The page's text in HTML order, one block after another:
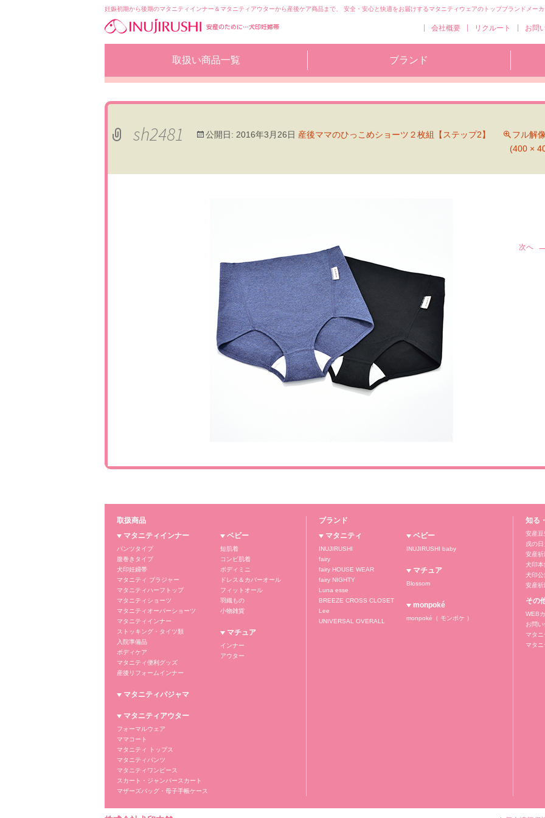
妊娠初期から後期のマタニティインナー＆マタニティアウターから産後ケア商品まで、 安全・安心と快適をお届けするマタニティウェアのトップブランドメーカ
コ
ン
へ
会社概要 リクルート お問
取扱い商品一覧 ブランド
sh2481 公開日: 2016年3月26日 産後ママのひっこめショーツ２枚組【ステップ2】
フル解
(400 ×
次へ
取扱商品
マタニティインナー
パンツタイプ
腹巻きタイプ
犬印妊婦帯
マタニティ ブラジャー
マタニティハーフトップ
マタニティショーツ
マタニティオーバーショーツ
マタニティインナー
ストッキング・タイツ類
入院準備品
ボディケア
マタニティ便利グッズ
産後リフォームインナー
マタニティパジャマ
マタニティアウター
フォーマルウェア
ママコート
マタニティ トップス
マタニティパンツ
マタニティワンピース
スカート・ジャンバースカート
マザーズバッグ・母子手帳ケース
ベビー
短肌着
コンビ肌着
ボディミニ
ドレス＆カバーオール
フィットオール
羽織もの
小物雑貨
マチュア
インナー
アウター
ブランド
マタニティ
INUJIRUSHI
fairy
fairy HOUSE WEAR
fairy NIGHTY
Luna esse
BREEZE CROSS CLOSET
Lee
UNIVERSAL OVERALL
ベビー
INUJIRUSHI baby
マチュア
Blossom
monpoké
monpoké（ モンポケ ）
知る
安産豆
戌の
安産祈
犬印
犬印
安産祈
その
WEB
お問
マタニ
マタニ